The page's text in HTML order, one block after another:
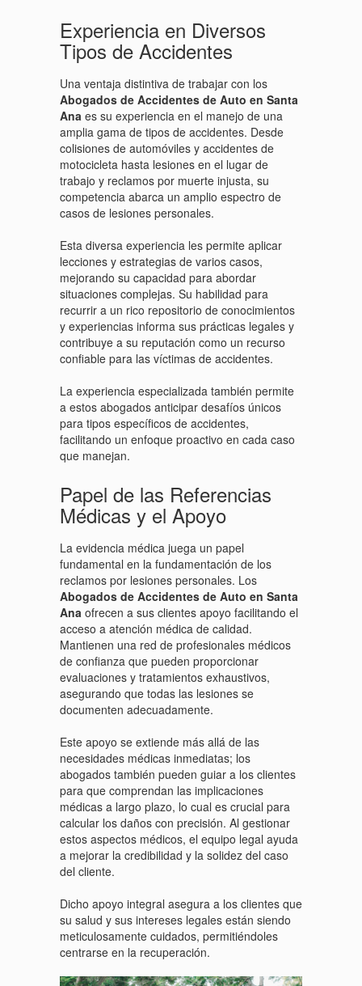
Experiencia en Diversos
Tipos de Accidentes
Una ventaja distintiva de trabajar con los
Abogados de Accidentes de Auto en Santa
Ana es su experiencia en el manejo de una
amplia gama de tipos de accidentes. Desde
colisiones de automóviles y accidentes de
motocicleta hasta lesiones en el lugar de
trabajo y reclamos por muerte injusta, su
competencia abarca un amplio espectro de
casos de lesiones personales.
Esta diversa experiencia les permite aplicar
lecciones y estrategias de varios casos,
mejorando su capacidad para abordar
situaciones complejas. Su habilidad para
recurrir a un rico repositorio de conocimientos
y experiencias informa sus prácticas legales y
contribuye a su reputación como un recurso
confiable para las víctimas de accidentes.
La experiencia especializada también permite
a estos abogados anticipar desafíos únicos
para tipos específicos de accidentes,
facilitando un enfoque proactivo en cada caso
que manejan.
Papel de las Referencias
Médicas y el Apoyo
La evidencia médica juega un papel
fundamental en la fundamentación de los
reclamos por lesiones personales. Los
Abogados de Accidentes de Auto en Santa
Ana ofrecen a sus clientes apoyo facilitando el
acceso a atención médica de calidad.
Mantienen una red de profesionales médicos
de confianza que pueden proporcionar
evaluaciones y tratamientos exhaustivos,
asegurando que todas las lesiones se
documenten adecuadamente.
Este apoyo se extiende más allá de las
necesidades médicas inmediatas; los
abogados también pueden guiar a los clientes
para que comprendan las implicaciones
médicas a largo plazo, lo cual es crucial para
calcular los daños con precisión. Al gestionar
estos aspectos médicos, el equipo legal ayuda
a mejorar la credibilidad y la solidez del caso
del cliente.
Dicho apoyo integral asegura a los clientes que
su salud y sus intereses legales están siendo
meticulosamente cuidados, permitiéndoles
centrarse en la recuperación.